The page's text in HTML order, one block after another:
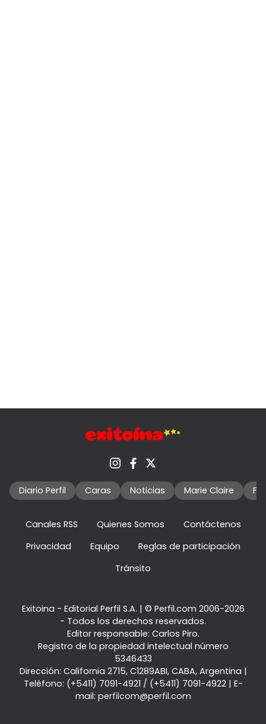
Diario Perfil Caras Noticias Marie Claire
Canales RSS Quienes Somos
Contáctenos
Privacidad
Equipo
Reglas de participación
Tránsito
Exitoina - Editorial Perfil S.A. | © Perfil.com 2006-2026
- Todos los derechos reservados.
Editor responsable: Carlos Piro.
Registro de la propiedad intelectual número
5346433
Dirección: California 2715, C1289ABI, CABA, Argentina |
Teléfono: (+5411) 7091-4921 / (+5411) 7091-4922| E-
mail: perfilcom@perfil.com